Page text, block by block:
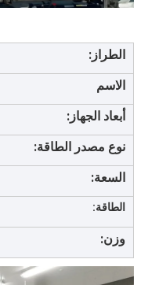
الطراز:
الاسم
أبعاد الجهاز:
نوع مصدر الطاقة:
السعة:
الطاقة:
وزن: